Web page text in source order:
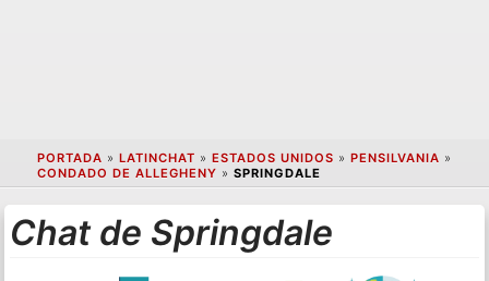
PORTADA » LATINCHAT » ESTADOS UNIDOS » PENSILVANIA »
CONDADO DE ALLEGHENY » SPRINGDALE
Chat de Springdale